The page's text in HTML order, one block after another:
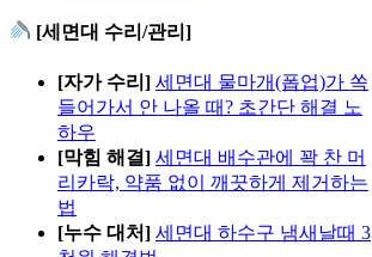
[세면대 수리/관리]
[자가 수리] 세면대 물마개(폽업)가 쏙
들어가서 안 나올 때? 초간단 해결 노
하우
[막힘 해결] 세면대 배수관에 꽉 찬 머
리카락, 약품 없이 깨끗하게 제거하는
법
[누수 대처] 세면대 하수구 냄새날때 3